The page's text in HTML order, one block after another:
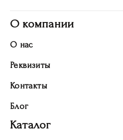
О компании
О нас
Реквизиты
Контакты
Блог
Каталог